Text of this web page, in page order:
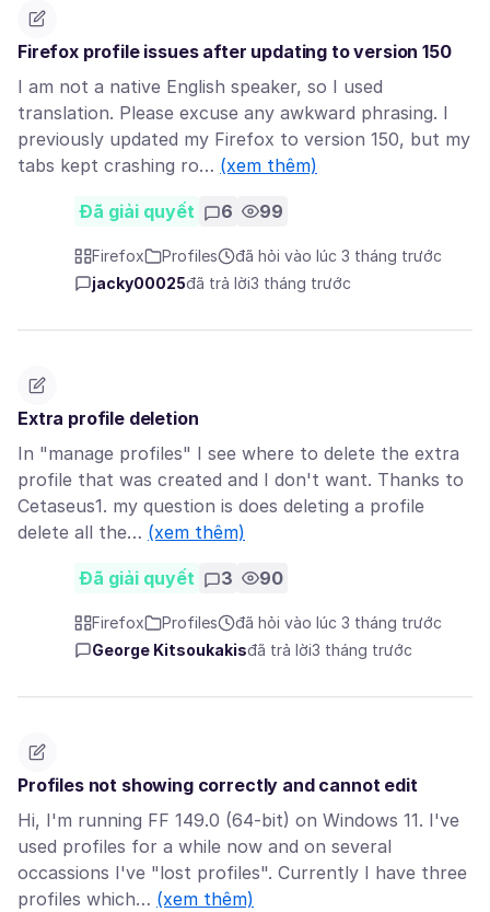
Firefox profile issues after updating to version 150
I am not a native English speaker, so I used
translation. Please excuse any awkward phrasing. I
previously updated my Firefox to version 150, but my
tabs kept crashing ro… (xem thêm)
Đã giải quyết 6 99
Firefox Profiles
đã hỏi vào lúc 3 tháng trước
jacky00025đã trả lời3 tháng trước
Extra profile deletion
In "manage profiles" I see where to delete the extra
profile that was created and I don't want. Thanks to
Cetaseus1. my question is does deleting a profile
delete all the… (xem thêm)
Đã giải quyết 3 90
Firefox Profiles
đã hỏi vào lúc 3 tháng trước
George Kitsoukakisđã trả lời3 tháng trước
Profiles not showing correctly and cannot edit
Hi, I'm running FF 149.0 (64-bit) on Windows 11. I've
used profiles for a while now and on several
occassions I've "lost profiles". Currently I have three
profiles which… (xem thêm)